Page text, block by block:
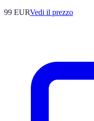
99 EURVedi il prezzo